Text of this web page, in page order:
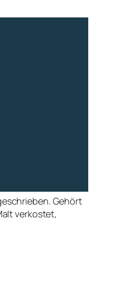
Gehört
verkostet,